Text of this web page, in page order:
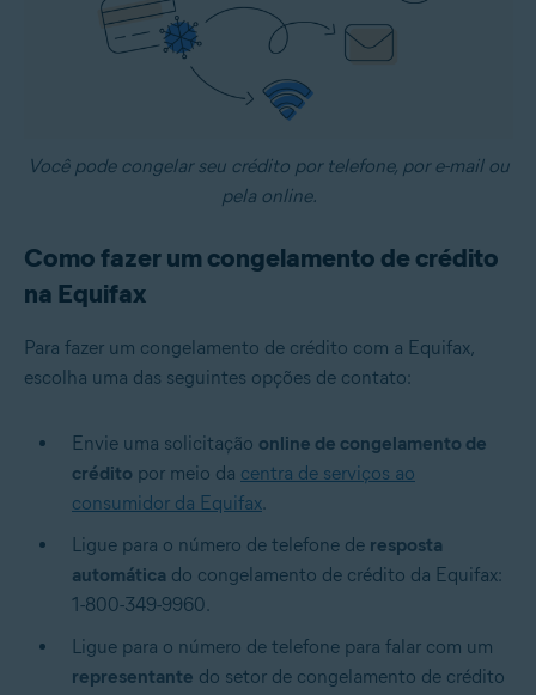
Você pode congelar seu crédito por telefone, por e-mail ou
pela online.
Como fazer um congelamento de crédito
na Equifax
Para fazer um congelamento de crédito com a Equifax,
escolha uma das seguintes opções de contato:
Envie uma solicitação online de congelamento de
crédito por meio da centra de serviços ao
consumidor da Equifax.
Ligue para o número de telefone de resposta
automática do congelamento de crédito da Equifax:
1-800-349-9960.
Ligue para o número de telefone para falar com um
representante do setor de congelamento de crédito